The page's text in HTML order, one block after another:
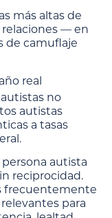
más altas de
relaciones — en
de camuflaje
real
no
autistas
a tasas
autista
reciprocidad.
frecuentemente
para